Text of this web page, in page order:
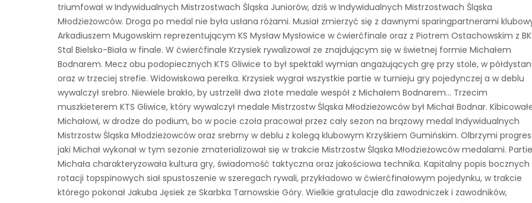
triumfował w Indywidualnych Mistrzostwach Śląska Juniorów, dziś w Indywidualnych Mistrzostwach Śląska
Młodzieżowców. Droga po medal nie była usłana różami. Musiał zmierzyć się z dawnymi sparingpartnerami
Arkadiuszem Mugowskim reprezentującym KS Mysław Mysłowice w ćwierćfinale oraz z Piotrem Ostachowskim z
Stal Bielsko-Biała w finale. W ćwierćfinale Krzysiek rywalizował ze znajdującym się w świetnej formie Michałem
Bodnarem. Mecz obu podopiecznych KTS Gliwice to był spektakl wymian angażujących grę przy stole, w
oraz w trzeciej strefie. Widowiskowa perełka. Krzysiek wygrał wszystkie partie w turnieju gry pojedynczej a w deblu
wywalczył srebro. Niewiele brakło, by ustrzelił dwa złote medale wespół z Michałem Bodnarem… Trzecim
muszkieterem KTS Gliwice, który wywalczył medale Mistrzostw Śląska Młodzieżowców był Michał Bodnar.
Michałowi, w drodze do podium, bo w pocie czoła pracował przez cały sezon na brązowy medal Indywidualnych
Mistrzostw Śląska Młodzieżowców oraz srebrny w deblu z kolegą klubowym Krzyśkiem Gumińskim. Olbrzymi progres
jaki Michał wykonał w tym sezonie zmaterializował się w trakcie Mistrzostw Śląska Młodzieżowców medalami. Partie
Michała charakteryzowała kultura gry, świadomość taktyczna oraz jakościowa technika. Kapitalny popis bocznych
rotacji topspinowych siał spustoszenie w szeregach rywali, przykładowo w ćwierćfinałowym pojedynku, w trakcie
którego pokonał Jakuba Jęsiek ze Skarbka Tarnowskie Góry. Wielkie gratulacje dla zawodniczek i zawodników,